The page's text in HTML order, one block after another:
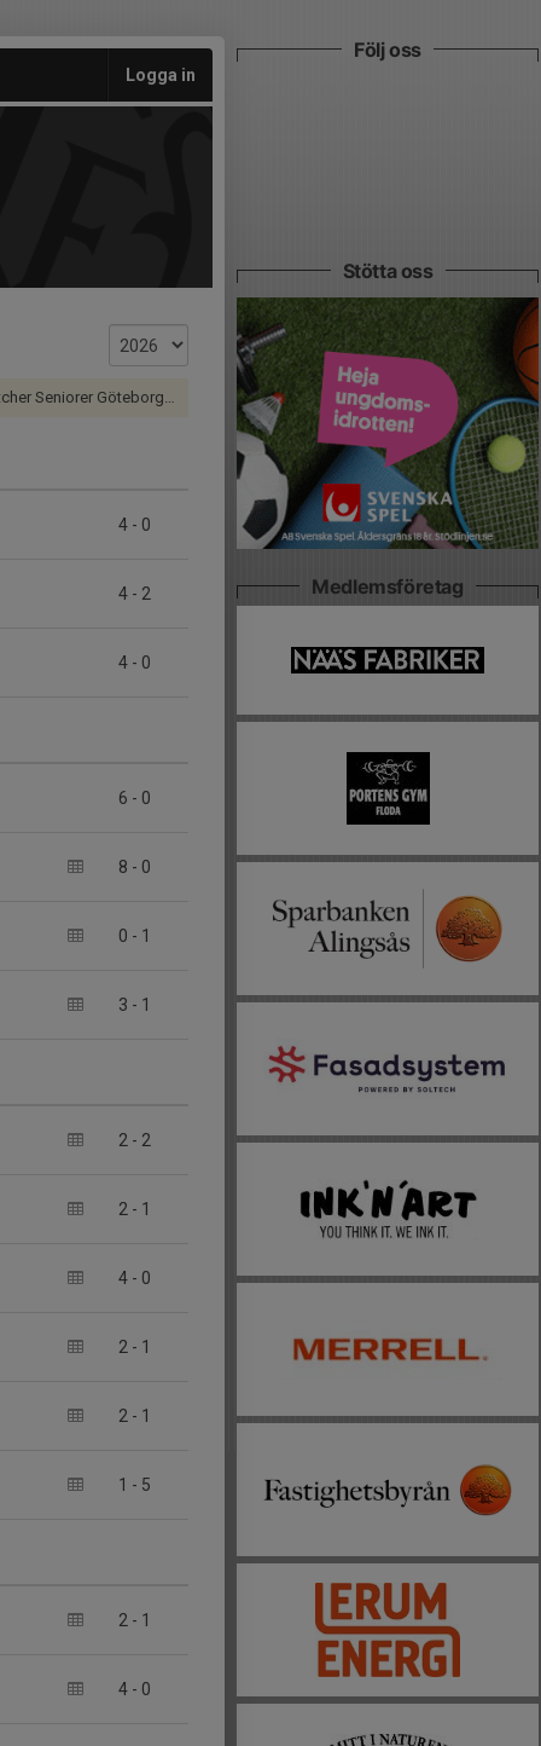
Logga in
Seniorer Göteborg Dam
4 - 0
4 - 2
4 - 0
6 - 0
8 - 0
0 - 1
3 - 1
2 - 2
2 - 1
4 - 0
2 - 1
2 - 1
1 - 5
2 - 1
4 - 0
Följ oss
Stötta oss
Medlemsföretag